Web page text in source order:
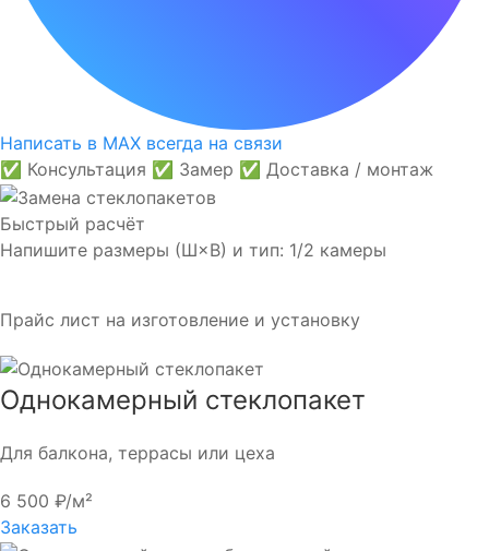
Написать в MAX всегда на связи
✅ Консультация ✅ Замер ✅ Доставка / монтаж
Быстрый расчёт
Напишите размеры (Ш×В) и тип: 1/2 камеры
Прайс лист на изготовление и установку
Однокамерный стеклопакет
Для балкона, террасы или цеха
6 500 ₽/м²
Заказать